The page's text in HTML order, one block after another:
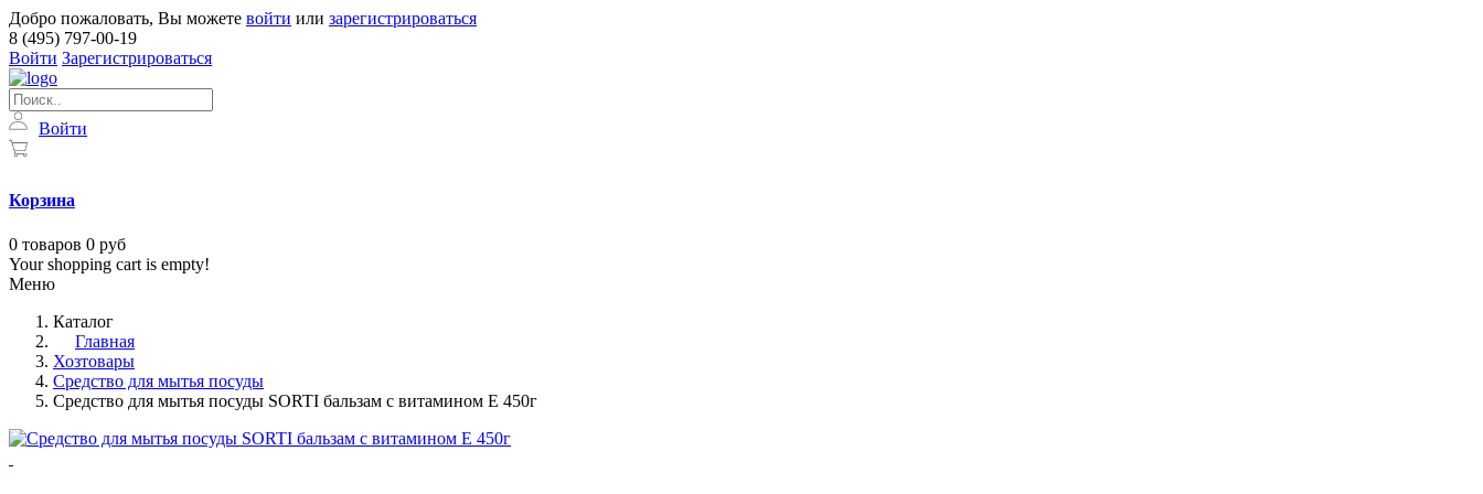
Добро пожаловать, Вы можете войти или зарегистрироваться
8 (495) 797-00-19
Войти Зарегистрироваться
Войти
Корзина
0 товаров 0 руб
Your shopping cart is empty!
Меню
Каталог
Главная
Хозтовары
Средство для мытья посуды
Средство для мытья посуды SORTI бальзам с витамином Е 450г